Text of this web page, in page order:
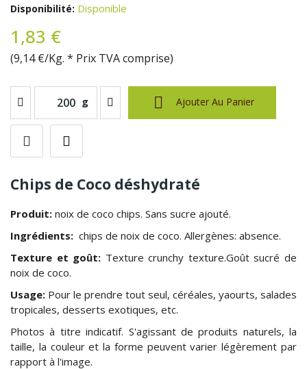
Disponibilité: Disponible
1,83 €
(9,14 €/Kg. * Prix TVA comprise)
g  Ajouter Au Panier
Chips de Coco déshydraté
Produit: noix de coco chips. Sans sucre ajouté.
Ingrédients: chips de noix de coco. Allergènes: absence.
Texture et goût: Texture crunchy texture.Goût sucré de
noix de coco.
Usage: Pour le prendre tout seul, céréales, yaourts, salades
tropicales, desserts exotiques, etc.
Photos à titre indicatif. S'agissant de produits naturels, la
taille, la couleur et la forme peuvent varier légèrement par
rapport à l'image.